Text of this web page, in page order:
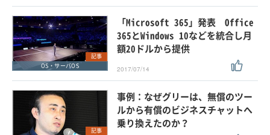
記事
OS・サーバOS
「Microsoft 365」発表 Office
365とWindows 10などを統合し月
額20ドルから提供
2017/07/14
記事
事例：なぜグリーは、無償のツー
ルから有償のビジネスチャットへ
乗り換えたのか？